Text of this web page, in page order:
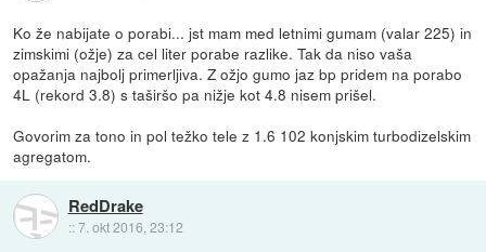
Ko že nabijate o porabi... jst mam med letnimi gumam (valar 225) in
zimskimi (ožje) za cel liter porabe razlike. Tak da niso vaša
opažanja najbolj primerljiva. Z ožjo gumo jaz bp pridem na porabo
4L (rekord 3.8) s taširšo pa nižje kot 4.8 nisem prišel.
Govorim za tono in pol težko tele z 1.6 102 konjskim turbodizelskim
agregatom.
RedDrake
::7. okt 2016, 23:12